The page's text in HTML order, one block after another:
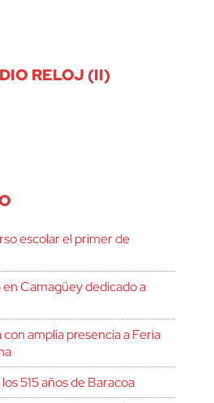
RELOJ (II)
escolar el primer de
Camagüey dedicado a
amplia presencia a Feria
515 años de Baracoa